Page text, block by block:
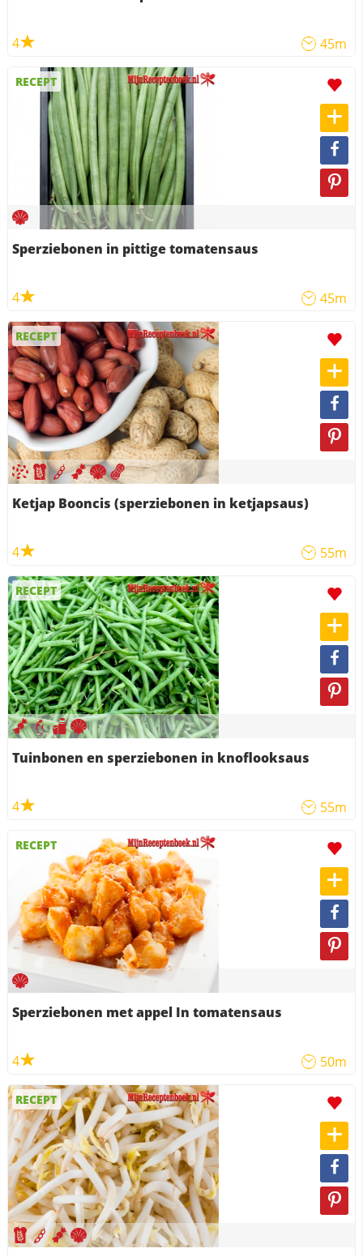
4 45m
RECEPT
Sperziebonen in pittige tomatensaus
4 45m
RECEPT
Ketjap Booncis (sperziebonen in ketjapsaus)
4 55m
RECEPT
Tuinbonen en sperziebonen in knoflooksaus
4 55m
RECEPT
Sperziebonen met appel In tomatensaus
4 50m
RECEPT